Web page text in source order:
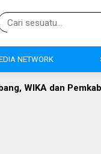
NETWORK
Lebak Capai Titik